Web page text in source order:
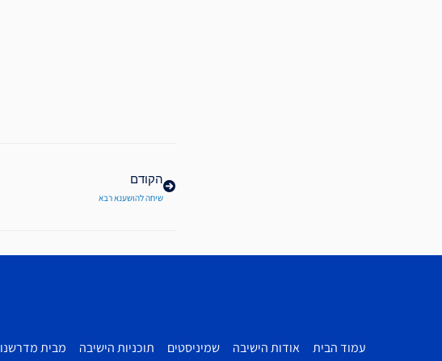
הקודם
שיחה להושענא רבא
עמוד הבית אודות הישיבה שמיניסטים תוכניות הישיבה מבית מדרשנו